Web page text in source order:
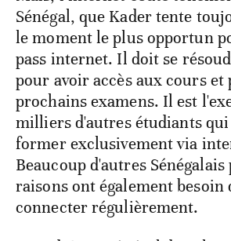
Sénégal, que Kader tente
le moment le plus opportun
pass internet. Il doit se
pour avoir accès aux cours et
prochains examens. Il est
milliers d'autres étudiants qui
former exclusivement via
Beaucoup d'autres
raisons ont également besoin
connecter régulièrement.